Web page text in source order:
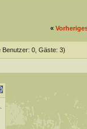
«
Benutzer: 0, Gäste: 3)